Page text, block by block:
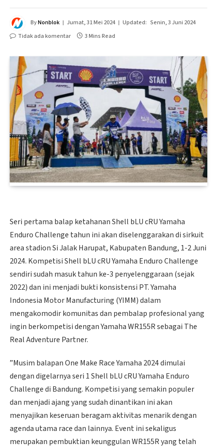
ByNonblok Jumat, 31 Mei 2024 Updated: Senin, 3 Juni 2024
Tidak ada komentar
3 Mins Read
Seri pertama balap ketahanan Shell bLU cRU Yamaha
Enduro Challenge tahun ini akan diselenggarakan di sirkuit
area stadion Si Jalak Harupat, Kabupaten Bandung, 1-2 Juni
2024. Kompetisi Shell bLU cRU Yamaha Enduro Challenge
sendiri sudah masuk tahun ke-3 penyelenggaraan (sejak
2022) dan ini menjadi bukti konsistensi PT. Yamaha
Indonesia Motor Manufacturing (YIMM) dalam
mengakomodir komunitas dan pembalap profesional yang
ingin berkompetisi dengan Yamaha WR155R sebagai The
Real Adventure Partner.
”Musim balapan One Make Race Yamaha 2024 dimulai
dengan digelarnya seri 1 Shell bLU cRU Yamaha Enduro
Challenge di Bandung. Kompetisi yang semakin populer
dan menjadi ajang yang sudah dinantikan ini akan
menyajikan keseruan beragam aktivitas menarik dengan
agenda utama race dan lainnya. Event ini sekaligus
merupakan pembuktian keunggulan WR155R yang telah